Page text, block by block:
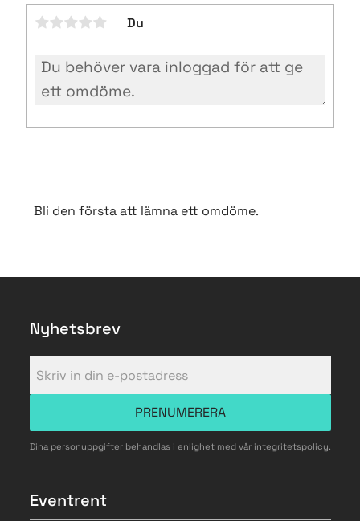
Du
Bli den första att lämna ett omdöme.
Nyhetsbrev
PRENUMERERA
Dina personuppgifter behandlas i enlighet med vår integritetspolicy.
Eventrent